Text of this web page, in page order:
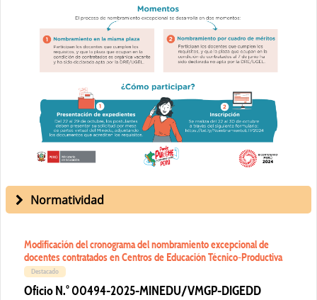
Normatividad
Modificación del cronograma del nombramiento excepcional de
docentes contratados en Centros de Educación Técnico-Productiva
Destacado
Oficio N.° 00494-2025-MINEDU/VMGP-DIGEDD